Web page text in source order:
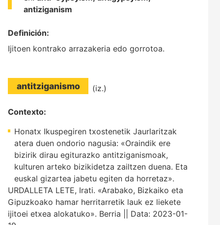
antiziganism
Definición:
Ijitoen kontrako arrazakeria edo gorrotoa.
antitziganismo (iz.)
Contexto:
Honatx Ikuspegiren txostenetik Jaurlaritzak
atera duen ondorio nagusia: «Oraindik ere
bizirik dirau egiturazko antitziganismoak,
kulturen arteko bizikidetza zailtzen duena. Eta
euskal gizartea jabetu egiten da horretaz».
URDALLETA LETE, Irati. «Arabako, Bizkaiko eta
Gipuzkoako hamar herritarretik lauk ez liekete
ijitoei etxea alokatuko». Berria || Data: 2023-01-